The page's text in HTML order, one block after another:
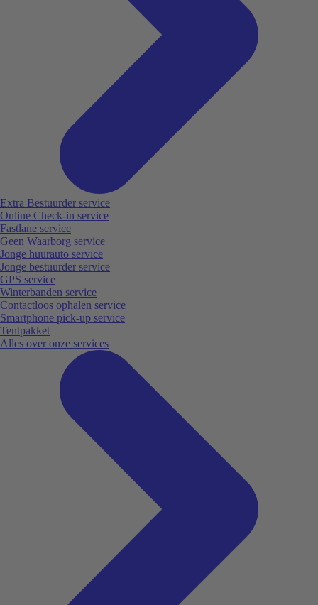
Extra Bestuurder service
Online Check-in service
Fastlane service
Geen Waarborg service
Jonge huurauto service
Jonge bestuurder service
GPS service
Winterbanden service
Contactloos ophalen service
Smartphone pick-up service
Tentpakket
Alles over onze services